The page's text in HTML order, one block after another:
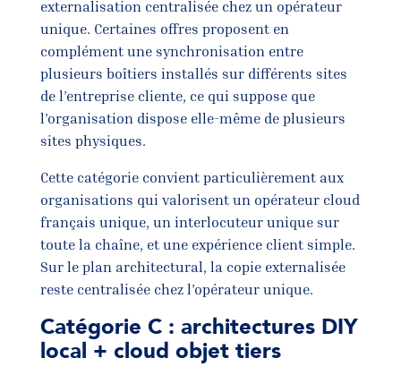
externalisation centralisée chez un opérateur
unique. Certaines offres proposent en
complément une synchronisation entre
plusieurs boîtiers installés sur différents sites
de l’entreprise cliente, ce qui suppose que
l’organisation dispose elle-même de plusieurs
sites physiques.
Cette catégorie convient particulièrement aux
organisations qui valorisent un opérateur cloud
français unique, un interlocuteur unique sur
toute la chaîne, et une expérience client simple.
Sur le plan architectural, la copie externalisée
reste centralisée chez l’opérateur unique.
Catégorie C : architectures DIY
local + cloud objet tiers